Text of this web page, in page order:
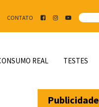
CONTATO
REAL TESTES
Publicidade